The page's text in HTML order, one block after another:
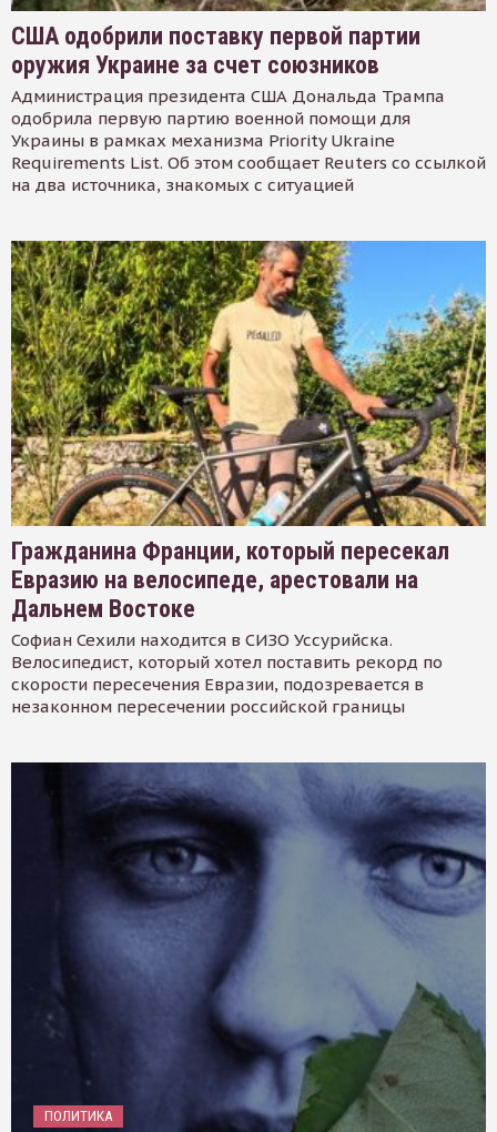
США одобрили поставку первой партии
оружия Украине за счет союзников
Администрация президента США Дональда Трампа
одобрила первую партию военной помощи для
Украины в рамках механизма Priority Ukraine
Requirements List. Об этом сообщает Reuters со ссылкой
на два источника, знакомых с ситуацией
Гражданина Франции, который пересекал
Евразию на велосипеде, арестовали на
Дальнем Востоке
Софиан Сехили находится в СИЗО Уссурийска.
Велосипедист, который хотел поставить рекорд по
скорости пересечения Евразии, подозревается в
незаконном пересечении российской границы
ПОЛИТИКА